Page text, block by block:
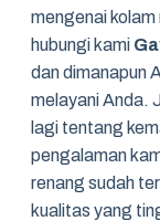
mengenai
hubungi kami
dan dimanapun
melayani Anda.
lagi tentang
pengalaman
renang sudah
kualitas yang